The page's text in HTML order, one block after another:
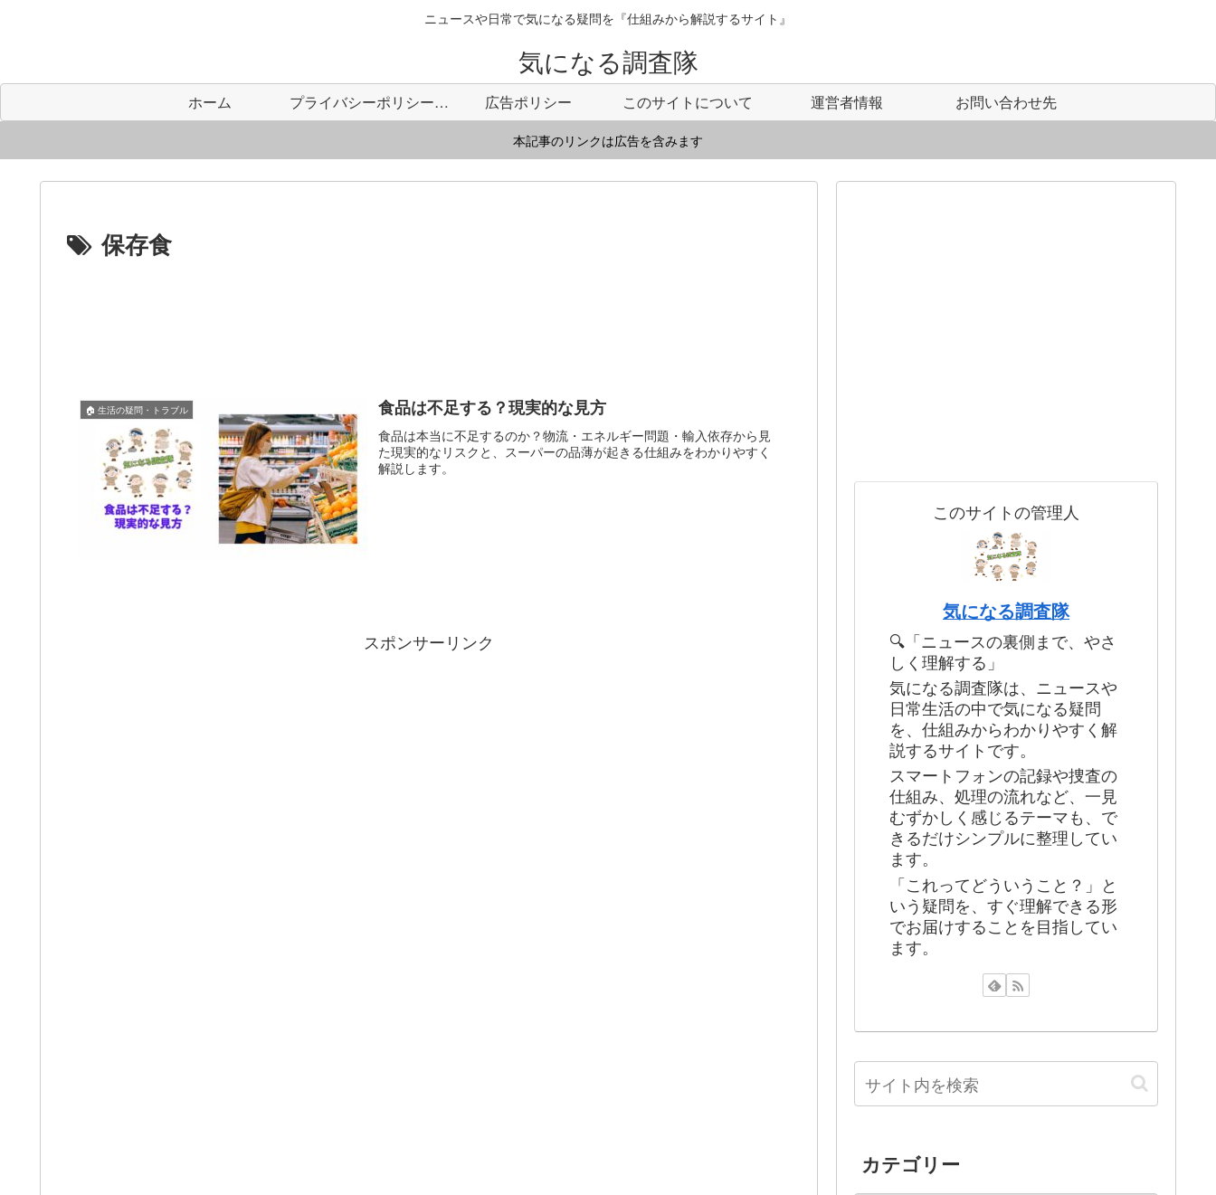
ニュースや日常で気になる疑問を『仕組みから解説するサイト』
気になる調査隊
ホーム プライバシーポリシー・免責事項 広告ポリシー このサイトについて 運営者情報 お問い合わせ先
本記事のリンクは広告を含みます
保存食
🏠 生活の疑問・トラブル 食品は不足する？現実的な見方
食品は本当に不足するのか？物流・エネルギー問題・輸入依存から見
た現実的なリスクと、スーパーの品薄が起きる仕組みをわかりやすく
解説します。
スポンサーリンク
このサイトの管理人
気になる調査隊
🔍「ニュースの裏側まで、やさ
しく理解する」
気になる調査隊は、ニュースや
日常生活の中で気になる疑問
を、仕組みからわかりやすく解
説するサイトです。
スマートフォンの記録や捜査の
仕組み、処理の流れなど、一見
むずかしく感じるテーマも、で
きるだけシンプルに整理してい
ます。
「これってどういうこと？」と
いう疑問を、すぐ理解できる形
でお届けすることを目指してい
ます。
カテゴリー